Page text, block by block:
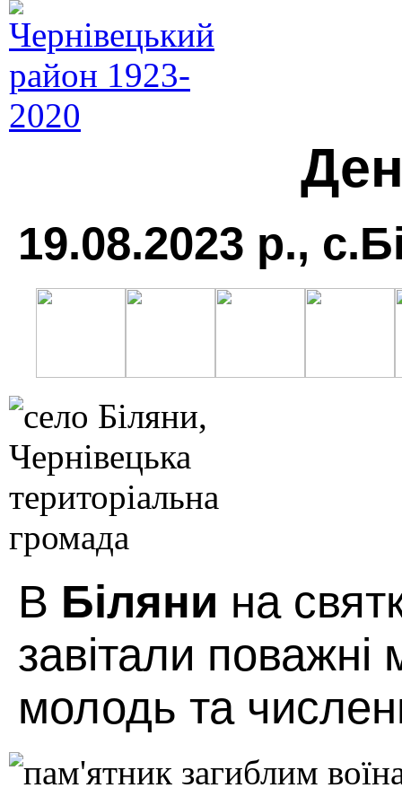
19.08.2023 р.,
В Біляни на
завітали поважні
молодь та